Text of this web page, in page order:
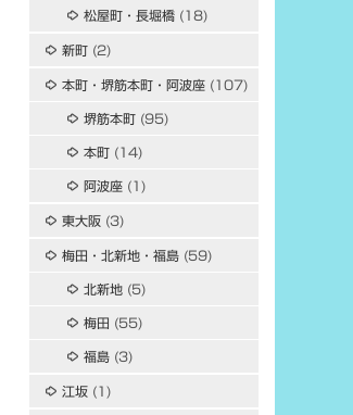
松屋町・長堀橋 (18)
新町 (2)
本町・堺筋本町・阿波座 (107)
堺筋本町 (95)
本町 (14)
阿波座 (1)
東大阪 (3)
梅田・北新地・福島 (59)
北新地 (5)
梅田 (55)
福島 (3)
江坂 (1)